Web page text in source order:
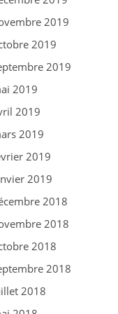
2019
2019
2019
2019
2019
2019
2019
2019
2018
2018
2018
2018
2018